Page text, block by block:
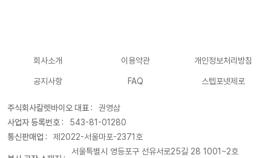
회사소개 이용약관 개인정보처리방침
공지사항 FAQ 스텝포넷제로
주식회사칼렛바이오 대표 :
권영삼
사업자 등록번호 :
543-81-01280
통신판매업 :
제2022-서울마포-2371호
서울특별시 영등포구 선유서로25길 28 1001~2호